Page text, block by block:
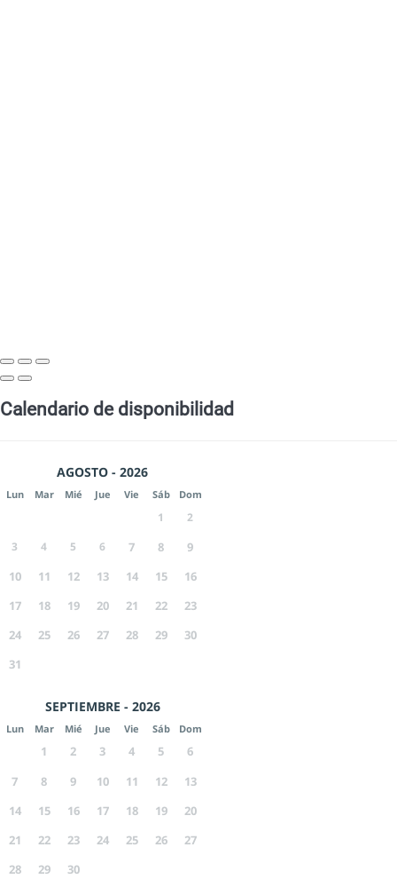
Calendario de disponibilidad
AGOSTO - 2026
Lun Mar Mié Jue Vie Sáb Dom
1
2
3
4 5 6 7 8
9
10
11 12 13 14 15
16
17
18 19 20 21 22
23
24
25 26 27 28 29
30
31
SEPTIEMBRE - 2026
Lun Mar Mié Jue Vie Sáb Dom
1 2 3 4 5
6
7
8 9 10 11 12
13
14
15 16 17 18 19
20
21
22 23 24 25 26
27
28
29 30